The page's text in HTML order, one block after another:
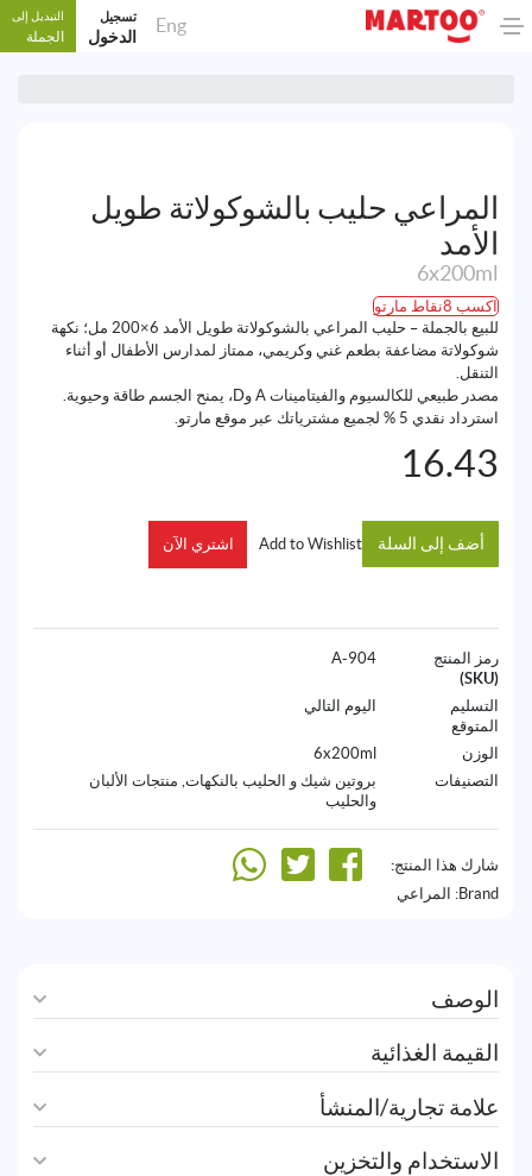
Eng تسجيل
الدخول
التبديل إلى
الجملة
المراعي حليب بالشوكولاتة طويل
الأمد
6x200ml
اكسب 8نقاط مارتو
للبيع بالجملة – حليب المراعي بالشوكولاتة طويل الأمد 6×200 مل؛ نكهة
شوكولاتة مضاعفة بطعم غني وكريمي، ممتاز لمدارس الأطفال أو أثناء
التنقل.
مصدر طبيعي للكالسيوم والفيتامينات A وD، يمنح الجسم طاقة وحيوية.
استرداد نقدي 5 % لجميع مشترياتك عبر موقع مارتو.
16.43
أضف إلى السلة Add to Wishlist اشتري الآن
رمز المنتج
(SKU)
904-A
التسليم
المتوقع
اليوم التالي
الوزن
6x200ml
التصنيفات
بروتين شيك و الحليب بالنكهات, منتجات الألبان
والحليب
شارك هذا المنتج:
Brand:
المراعي
الوصف
القيمة الغذائية
علامة تجارية/المنشأ
الاستخدام والتخزين